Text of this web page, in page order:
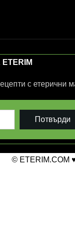
с етерични
Потвърди
© ETERIM.COM